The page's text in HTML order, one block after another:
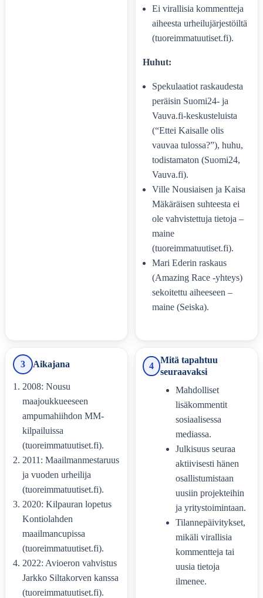
Ei virallisia kommentteja
aiheesta urheilujärjestöiltä
(tuoreimmatuutiset.fi).
Huhut:
Spekulaatiot raskaudesta
peräisin Suomi24- ja
Vauva.fi-keskusteluista
(“Ettei Kaisalle olis
vauvaa tulossa?”), huhu,
todistamaton (Suomi24,
Vauva.fi).
Ville Nousiaisen ja Kaisa
Mäkäräisen suhteesta ei
ole vahvistettuja tietoja –
maine
(tuoreimmatuutiset.fi).
Mari Ederin raskaus
(Amazing Race -yhteys)
sekoitettu aiheeseen –
maine (Seiska).
3 Aikajana
2008: Nousu
maajoukkueeseen
ampumahiihdon MM-
kilpailuissa
(tuoreimmatuutiset.fi).
2011: Maailmanmestaruus
ja vuoden urheilija
(tuoreimmatuutiset.fi).
2020: Kilpauran lopetus
Kontiolahden
maailmancupissa
(tuoreimmatuutiset.fi).
2022: Avioeron vahvistus
Jarkko Siltakorven kanssa
(tuoreimmatuutiset.fi).
4
Mitä tapahtuu
seuraavaksi
Mahdolliset
lisäkommentit
sosiaalisessa
mediassa.
Julkisuus seuraa
aktiivisesti hänen
osallistumistaan
uusiin projekteihin
ja yritystoimintaan.
Tilannepäivitykset,
mikäli virallisia
kommentteja tai
uusia tietoja
ilmenee.